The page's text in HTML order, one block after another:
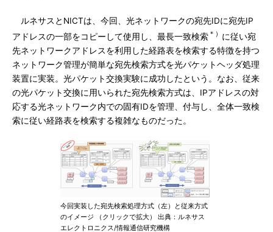
ルネサスとNICTは、今回、光ネットワークの宛先IDに宛先IP
アドレスの一部をコピーして使用し、最長一致検索 ＊） に従い宛
先ネットワークアドレスを利用した経路表を検索する特徴を持つ
ネットワーク管理が簡単な宛先検索方式を光パケットヘッダ処理
装置に実装。光パケット交換実験に成功したという。なお、従来
の光パケット交換に用いられた宛先検索方式は、IPアドレスの対
応する光ネットワーク内での固有IDを管理、付与し、全体一致検
索に従い経路表を検索する複雑なものだった。
今回実装した宛先検索処理方式（左）と従来方式
のイメージ （クリックで拡大） 出典：ルネサス
エレクトロニクス/情報通信研究機構